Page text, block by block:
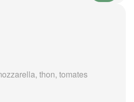
thon, tomates